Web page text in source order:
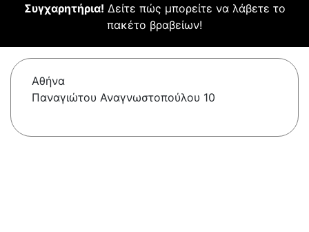
Συγχαρητήρια! Δείτε πώς μπορείτε να λάβετε το
πακέτο βραβείων!
Αθήνα
Παναγιώτου Αναγνωστοπούλου 10